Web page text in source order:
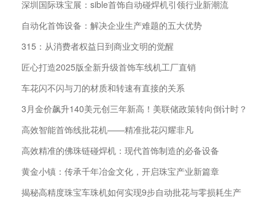
深圳国际珠宝展：sible首饰自动碰焊机引领行业新潮流
自动化首饰设备：解决企业生产难题的五大优势
315：从消费者权益日到商业文明的觉醒
匠心打造2025版全新升级首饰车线机工厂直销
车花闪不闪与刀的材质和转速有直接的关系
3月金价飙升140美元创三年新高！美联储政策转向倒计时？
高效智能首饰线批花机——精准批花闪耀非凡
高效精准的佛珠链碰焊机：现代首饰制造的必备设备
黄金小镇：传承千年冶金文化，开启珠宝产业新篇章
揭秘高精度珠宝车珠机如何实现9步自动批花与零损耗生产